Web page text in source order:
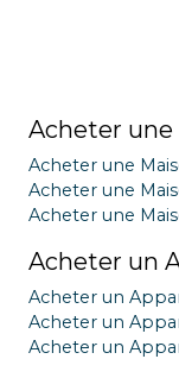
Acheter une
Acheter une
Acheter une
Acheter une
Acheter un
Acheter un
Acheter un
Acheter un